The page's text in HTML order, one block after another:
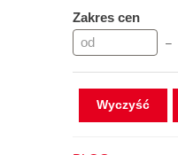
Zakres cen
–
Wyczyść